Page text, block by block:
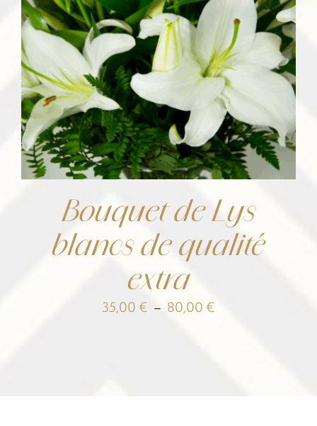
Bouquet de Lys
blancs de qualité
extra
35,00 € – 80,00 €